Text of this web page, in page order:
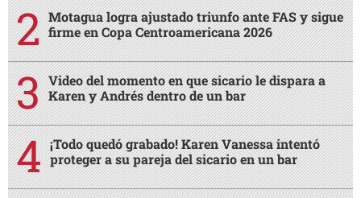
Motagua logra ajustado triunfo ante FAS y sigue
firme en Copa Centroamericana 2026
Video del momento en que sicario le dispara a
Karen y Andrés dentro de un bar
¡Todo quedó grabado! Karen Vanessa intentó
proteger a su pareja del sicario en un bar